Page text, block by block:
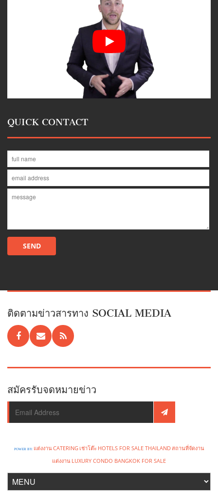
QUICK CONTACT
ติดตามข่าวสารทาง SOCIAL MEDIA
สมัครรับจดหมายข่าว
POWER BY: แต่งงานCATERING เช่าโต๊ะ HOTELS FOR SALE THAILANDสถานที่จัดงาน
แต่งงาน LUXURY CONDO BANGKOK FOR SALE